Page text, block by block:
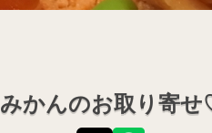
みかんのお取り寄